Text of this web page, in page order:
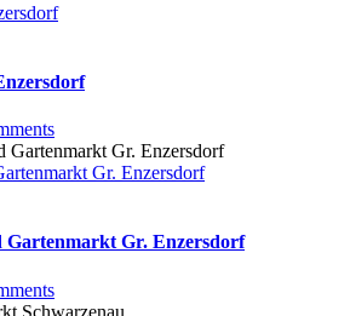
Gr. Enzersdorf
Gartenmarkt Gr. Enzersdorf